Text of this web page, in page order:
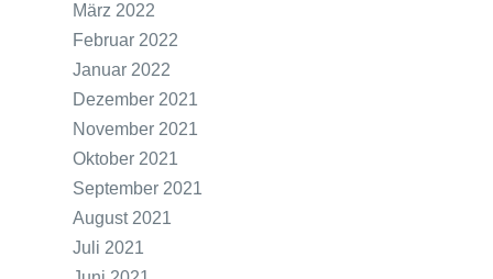
März 2022
Februar 2022
Januar 2022
Dezember 2021
November 2021
Oktober 2021
September 2021
August 2021
Juli 2021